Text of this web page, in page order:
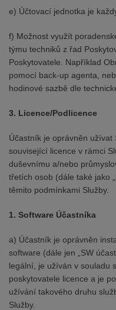
e) Účtovací jednotka je
f) Možnost využít
týmu techniků z řad
Poskytovatele. Například
pomocí back-up agenta,
hodinové sazbě dle
3. Licence/Podlicence
Účastník je oprávněn užívat
související licence v rámci
duševnímu a/nebo
třetích osob (dále také jako
těmito podmínkami Služby.
1. Software Účastníka
a) Účastník je oprávněn
software (dále jen „SW
legální, je užíván v souladu
poskytovatele licence a je
užívání takového druhu
Služby.